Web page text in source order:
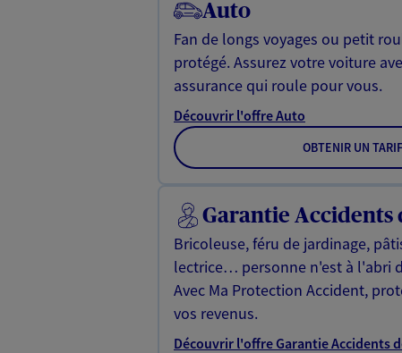
Auto
Fan de longs voyages ou petit
protégé. Assurez votre voiture
assurance qui roule pour vous.
Découvrir l'offre Auto
OBTENIR UN
Garantie Accidents
Bricoleuse, féru de jardinage,
lectrice… personne n'est à l'abri
Avec Ma Protection Accident,
vos revenus.
Découvrir l'offre Garantie Accidents